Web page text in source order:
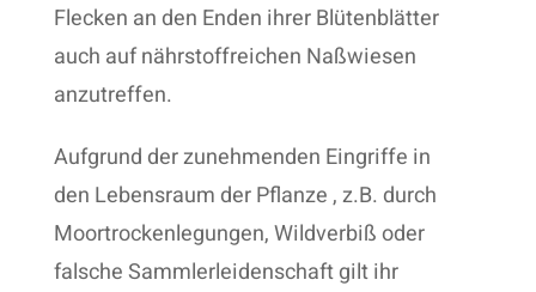
Flecken an den Enden ihrer Blütenblätter
auch auf nährstoffreichen Naßwiesen
anzutreffen.
Aufgrund der zunehmenden Eingriffe in
den Lebensraum der Pflanze , z.B. durch
Moortrockenlegungen, Wildverbiß oder
falsche Sammlerleidenschaft gilt ihr